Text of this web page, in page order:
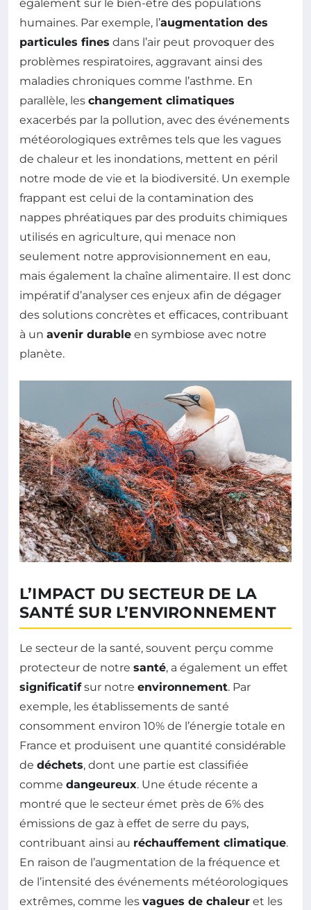
également sur le bien-être des populations
humaines. Par exemple, l’augmentation des
particules fines dans l’air peut provoquer des
problèmes respiratoires, aggravant ainsi des
maladies chroniques comme l’asthme. En
parallèle, les changement climatiques
exacerbés par la pollution, avec des événements
météorologiques extrêmes tels que les vagues
de chaleur et les inondations, mettent en péril
notre mode de vie et la biodiversité. Un exemple
frappant est celui de la contamination des
nappes phréatiques par des produits chimiques
utilisés en agriculture, qui menace non
seulement notre approvisionnement en eau,
mais également la chaîne alimentaire. Il est donc
impératif d’analyser ces enjeux afin de dégager
des solutions concrètes et efficaces, contribuant
à un avenir durable en symbiose avec notre
planète.
L’IMPACT DU SECTEUR DE LA
SANTÉ SUR L’ENVIRONNEMENT
Le secteur de la santé, souvent perçu comme
protecteur de notre santé, a également un effet
significatifsur notre environnement. Par
exemple, les établissements de santé
consomment environ 10% de l’énergie totale en
France et produisent une quantité considérable
de déchets, dont une partie est classifiée
comme dangeureux. Une étude récente a
montré que le secteur émet près de 6% des
émissions de gaz à effet de serre du pays,
contribuant ainsi au réchauffement climatique.
En raison de l’augmentation de la fréquence et
de l’intensité des événements météorologiques
extrêmes, comme les vagues de chaleur et les